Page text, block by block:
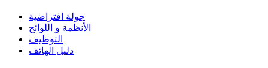
جولة افتراضية
الأنظمة و اللوائح
التوظيف
دليل الهاتف